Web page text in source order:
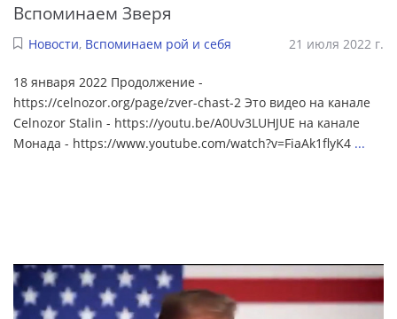
Вспоминаем Зверя
Новости, Вспоминаем рой и себя 21 июля 2022 г.
18 января 2022 Продолжение -
https://celnozor.org/page/zver-chast-2 Это видео на канале
Celnozor Stalin - https://youtu.be/A0Uv3LUHJUE на канале
Монада - https://www.youtube.com/watch?v=FiaAk1flyK4 ...